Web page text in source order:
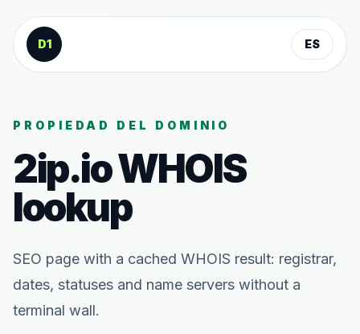
Saltar al contenido
D1
ES
PROPIEDAD DEL DOMINIO
2ip.ioWHOIS
lookup
SEO page with a cached WHOIS result: registrar,
dates, statuses and name servers without a
terminal wall.